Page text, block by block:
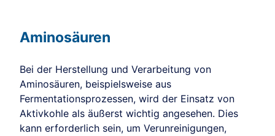
Aminosäuren
Bei der Herstellung und Verarbeitung von
Aminosäuren, beispielsweise aus
Fermentationsprozessen, wird der Einsatz von
Aktivkohle als äußerst wichtig angesehen. Dies
kann erforderlich sein, um Verunreinigungen,